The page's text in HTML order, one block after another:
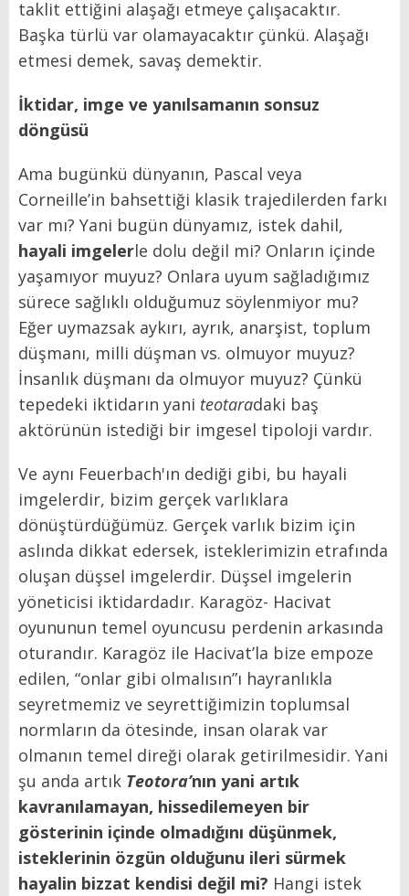
taklit ettiğini alaşağı etmeye çalışacaktır.
Başka türlü var olamayacaktır çünkü. Alaşağı
etmesi demek, savaş demektir.
İktidar, imge ve yanılsamanın sonsuz
döngüsü
Ama bugünkü dünyanın, Pascal veya
Corneille’in bahsettiği klasik trajedilerden farkı
var mı? Yani bugün dünyamız, istek dahil,
hayali imgelerle dolu değil mi? Onların içinde
yaşamıyor muyuz? Onlara uyum sağladığımız
sürece sağlıklı olduğumuz söylenmiyor mu?
Eğer uymazsak aykırı, ayrık, anarşist, toplum
düşmanı, milli düşman vs. olmuyor muyuz?
İnsanlık düşmanı da olmuyor muyuz? Çünkü
tepedeki iktidarın yani teotaradaki baş
aktörünün istediği bir imgesel tipoloji vardır.
Ve aynı Feuerbach'ın dediği gibi, bu hayali
imgelerdir, bizim gerçek varlıklara
dönüştürdüğümüz. Gerçek varlık bizim için
aslında dikkat edersek, isteklerimizin etrafında
oluşan düşsel imgelerdir. Düşsel imgelerin
yöneticisi iktidardadır. Karagöz- Hacivat
oyununun temel oyuncusu perdenin arkasında
oturandır. Karagöz ile Hacivat’la bize empoze
edilen, “onlar gibi olmalısın”ı hayranlıkla
seyretmemiz ve seyrettiğimizin toplumsal
normların da ötesinde, insan olarak var
olmanın temel direği olarak getirilmesidir. Yani
şu anda artık Teotora’nın yani artık
kavranılamayan, hissedilemeyen bir
gösterinin içinde olmadığını düşünmek,
isteklerinin özgün olduğunu ileri sürmek
hayalin bizzat kendisi değil mi? Hangi istek